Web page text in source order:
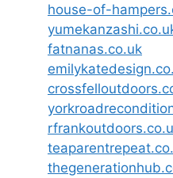
house-of-
fatnanas.co.uk